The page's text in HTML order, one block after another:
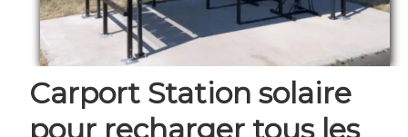
Carport Station solaire
pour recharger tous les